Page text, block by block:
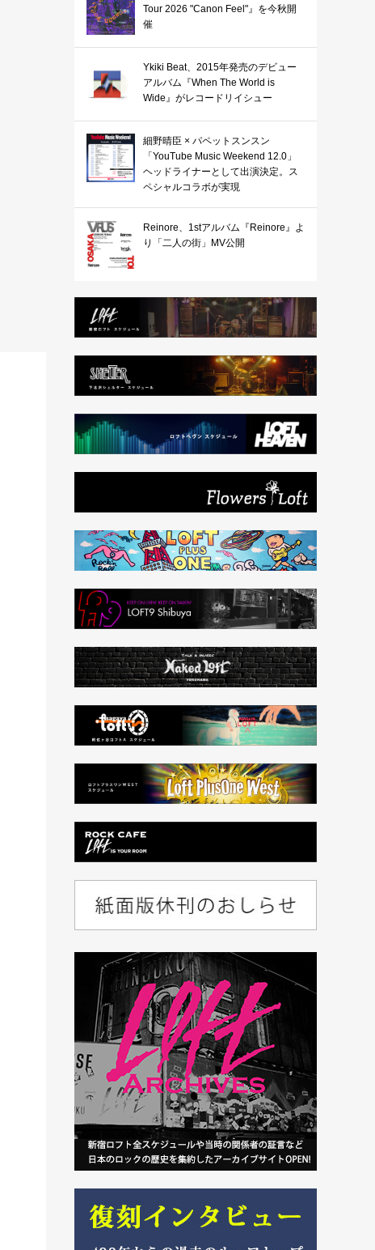
Tour 2026 "Canon Feel"』を今秋開
催
Ykiki Beat、2015年発売のデビュー
アルバム『When The World is
Wide』がレコードリイシュー
細野晴臣 × パペットスンスン
「YouTube Music Weekend 12.0」
ヘッドライナーとして出演決定。ス
ペシャルコラボが実現
Reinore、1stアルバム『Reinore』よ
り「二人の街」MV公開